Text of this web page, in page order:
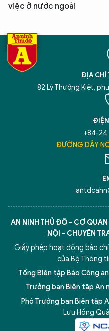
việc ở nước ngoài
ĐỊA CHỈ
82 Lý Thường Kiệt,
+84-24
ĐƯỜNG DÂY
AN NINH THỦ ĐÔ - CƠ
NỘI - CHUYÊN
Giấy phép hoạt động báo chí
của Bộ Thông
Tổng Biên tập Báo Công
Trưởng ban Biên tập An
Phó Trưởng ban Biên tập
Lưu Hồng